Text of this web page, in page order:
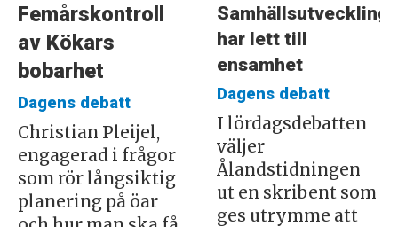
Femårskontroll
av Kökars
bobarhet
Dagens debatt
Christian Pleijel,
engagerad i frågor
som rör långsiktig
planering på öar
Samhällsutveckling
har lett till
ensamhet
Dagens debatt
I lördagsdebatten
väljer
Ålandstidningen
ut en skribent som
ges utrymme att